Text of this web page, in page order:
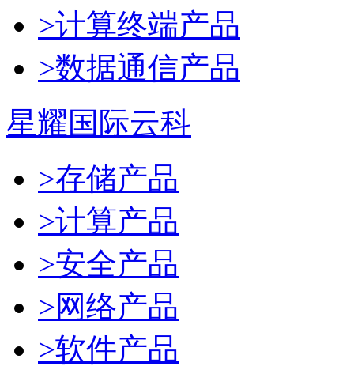
>计算终端产品
>数据通信产品
星耀国际云科
>存储产品
>计算产品
>安全产品
>网络产品
>软件产品